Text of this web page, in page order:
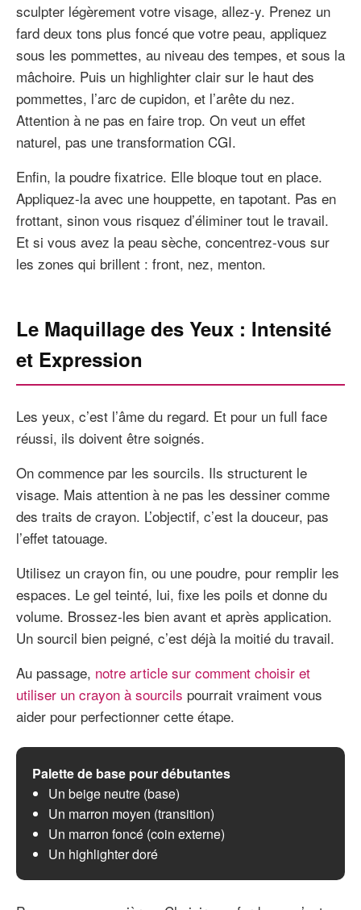
sculpter légèrement votre visage, allez-y. Prenez un
fard deux tons plus foncé que votre peau, appliquez
sous les pommettes, au niveau des tempes, et sous la
mâchoire. Puis un highlighter clair sur le haut des
pommettes, l’arc de cupidon, et l’arête du nez.
Attention à ne pas en faire trop. On veut un effet
naturel, pas une transformation CGI.
Enfin, la poudre fixatrice. Elle bloque tout en place.
Appliquez-la avec une houppette, en tapotant. Pas en
frottant, sinon vous risquez d’éliminer tout le travail.
Et si vous avez la peau sèche, concentrez-vous sur
les zones qui brillent : front, nez, menton.
Le Maquillage des Yeux : Intensité
et Expression
Les yeux, c’est l’âme du regard. Et pour un full face
réussi, ils doivent être soignés.
On commence par les sourcils. Ils structurent le
visage. Mais attention à ne pas les dessiner comme
des traits de crayon. L’objectif, c’est la douceur, pas
l’effet tatouage.
Utilisez un crayon fin, ou une poudre, pour remplir les
espaces. Le gel teinté, lui, fixe les poils et donne du
volume. Brossez-les bien avant et après application.
Un sourcil bien peigné, c’est déjà la moitié du travail.
Au passage, notre article sur comment choisir et
utiliser un crayon à sourcils pourrait vraiment vous
aider pour perfectionner cette étape.
Palette de base pour débutantes
Un beige neutre (base)
Un marron moyen (transition)
Un marron foncé (coin externe)
Un highlighter doré